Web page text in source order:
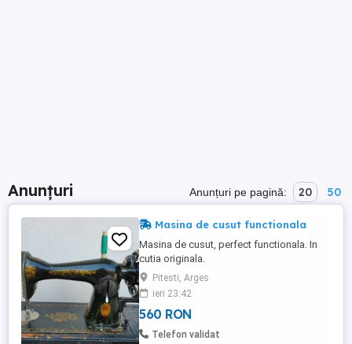
Anunțuri Anunțuri pe pagină: 20 50
Masina de cusut functionala
Masina de cusut, perfect functionala. In
cutia originala.
Pitesti, Arges
ieri 23:42
560 RON
Telefon validat